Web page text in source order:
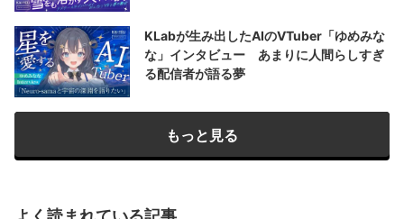
KLabが生み出したAIのVTuber「ゆめみな
な」インタビュー あまりに人間らしすぎ
る配信者が語る夢
もっと見る